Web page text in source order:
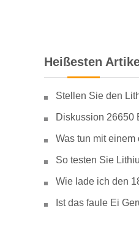
Heißesten
Stellen Sie den
Diskussion 26650
Was tun mit
So testen Sie
Wie lade ich den
Ist das faule Ei